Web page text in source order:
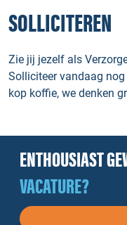
SOLLICITEREN
Zie jij jezelf als
Solliciteer vandaag
kop koffie, we denken
ENTHOUSIAST
VACATURE?